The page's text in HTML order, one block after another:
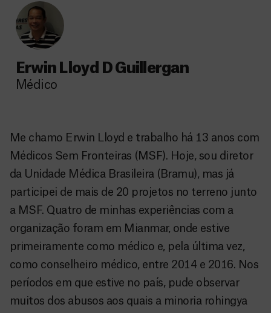
Erwin Lloyd D Guillergan
Médico
Me chamo Erwin Lloyd e trabalho há 13 anos com
Médicos Sem Fronteiras (MSF). Hoje, sou diretor
da Unidade Médica Brasileira (Bramu), mas já
participei de mais de 20 projetos no terreno junto
a MSF. Quatro de minhas experiências com a
organização foram em Mianmar, onde estive
primeiramente como médico e, pela última vez,
como conselheiro médico, entre 2014 e 2016. Nos
períodos em que estive no país, pude observar
muitos dos abusos aos quais a minoria rohingya